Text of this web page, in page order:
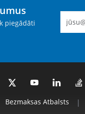
piegādāti
Bezmaksas Atbalsts |